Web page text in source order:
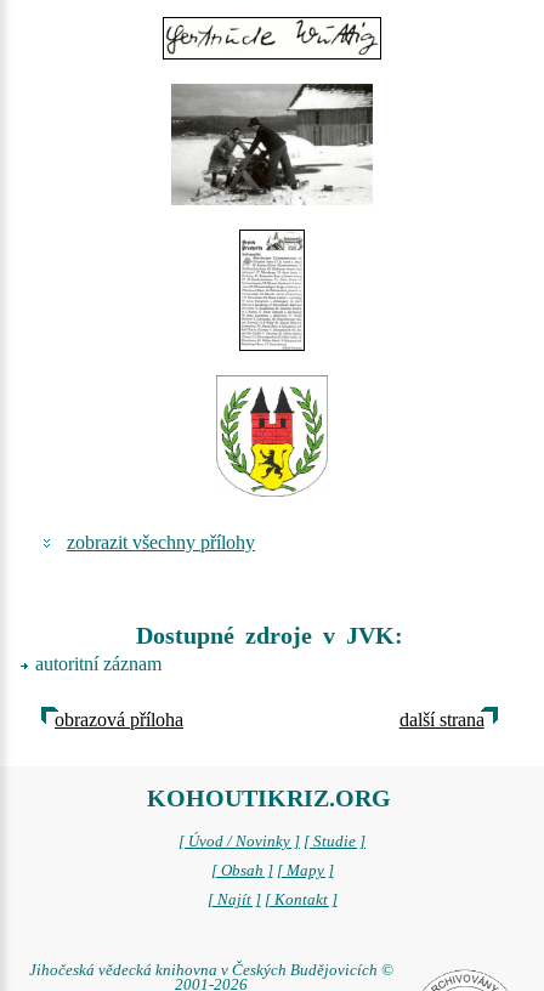
zobrazit všechny přílohy
Dostupné zdroje v JVK:
autoritní záznam
obrazová příloha další strana
KOHOUTIKRIZ.ORG
[ Úvod / Novinky ] [ Studie ]
[ Obsah ] [ Mapy ]
[ Najít ] [ Kontakt ]
Jihočeská vědecká knihovna v Českých Budějovicích ©
2001-2026